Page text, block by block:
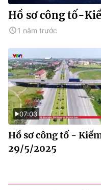
Hồ sơ công tố-
1 năm trước
07:03
Hồ sơ công tố -
29/5/2025